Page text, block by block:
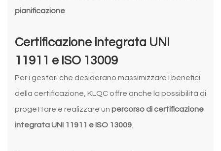
pianificazione.
Certificazione integrata UNI
11911 e ISO 13009
Per i gestori che desiderano massimizzare i benefici
della certificazione, KLQC offre anche la possibilità di
progettare e realizzare un percorso di certificazione
integrata UNI 11911 e ISO 13009.